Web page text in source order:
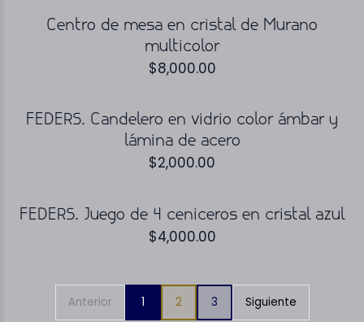
Centro de mesa en cristal de Murano
multicolor
$8,000.00
FEDERS. Candelero en vidrio color ámbar y
lámina de acero
$2,000.00
FEDERS. Juego de 4 ceniceros en cristal azul
$4,000.00
Anterior 1 2 3 Siguiente